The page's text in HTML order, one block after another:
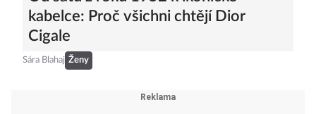
se stanou hitem letošního podzimu
Sára Blahaj Ženy
Od šatů z roku 1952 k ikonické